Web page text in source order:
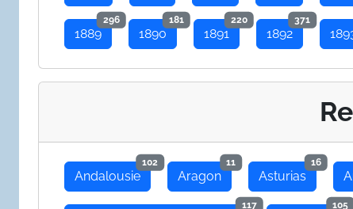
1889
296
1890
181
1891
220
1892
371
Andalousie
102
Aragon
11
Asturias
16
117 105